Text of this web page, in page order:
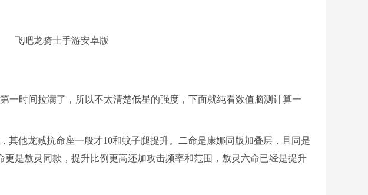
一时间拉满了，所以不太清楚低星的强度，下面就纯看数值脑测计算一
其他龙减抗命座一般才10和蚊子腿提升。二命是康娜同版加叠层，且同是
更是敖灵同款，提升比例更高还加攻击频率和范围，敖灵六命已经是提升